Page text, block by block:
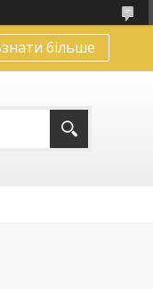
більше